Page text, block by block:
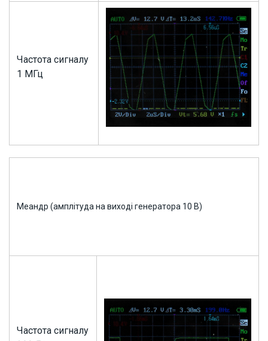
Частота сигналу
1 МГц
Меандр (амплітуда на виході генератора 10 В)
Частота сигналу